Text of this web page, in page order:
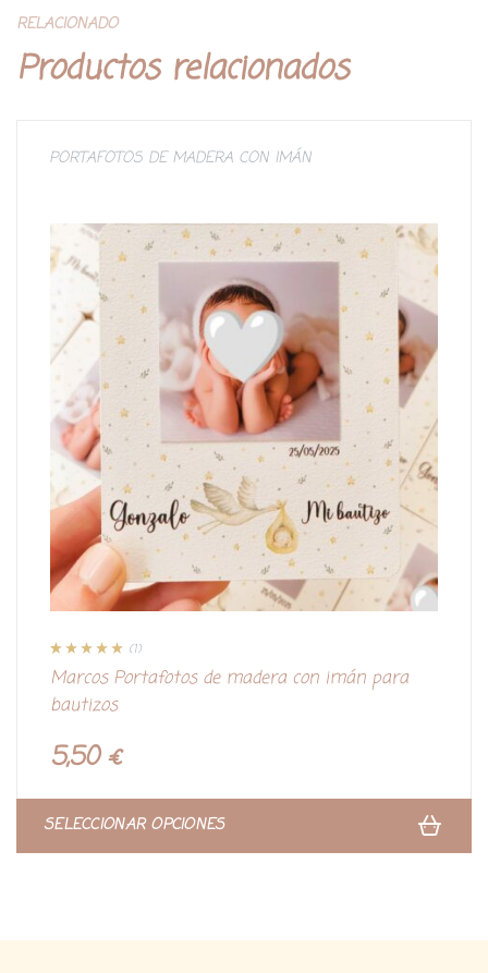
RELACIONADO
Productos relacionados
PORTAFOTOS DE MADERA CON IMÁN
Marcos Portafotos de madera con imán para
bautizos
5.00de 5 en
valoración de
un cliente
(1)
5,50€
SELECCIONAR OPCIONES